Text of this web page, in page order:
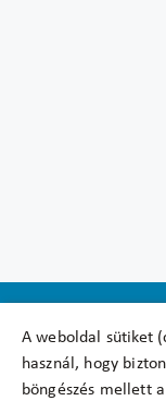
A weboldal sütiket
használ, hogy
böngészés mellett